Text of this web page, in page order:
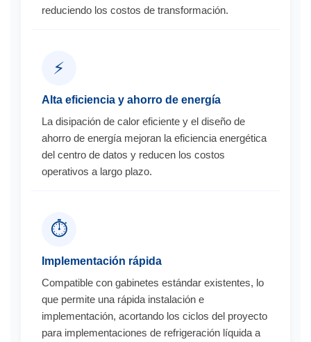
reduciendo los costos de transformación.
⚡
Alta eficiencia y ahorro de energía
La disipación de calor eficiente y el diseño de
ahorro de energía mejoran la eficiencia energética
del centro de datos y reducen los costos
operativos a largo plazo.
⏱️
Implementación rápida
Compatible con gabinetes estándar existentes, lo
que permite una rápida instalación e
implementación, acortando los ciclos del proyecto
para implementaciones de refrigeración líquida a